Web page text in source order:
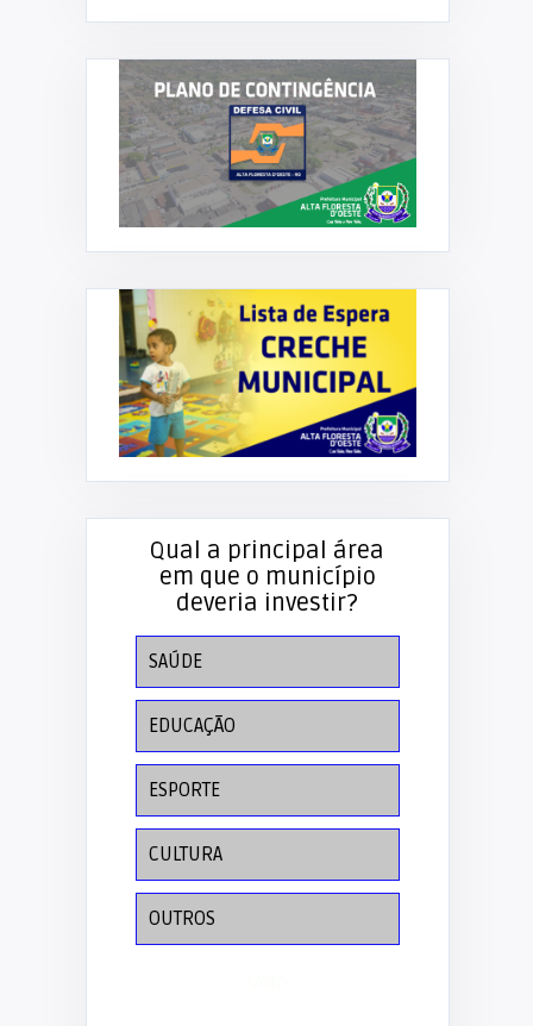
Qual a principal área
em que o município
deveria investir?
SAÚDE
EDUCAÇÃO
ESPORTE
CULTURA
OUTROS